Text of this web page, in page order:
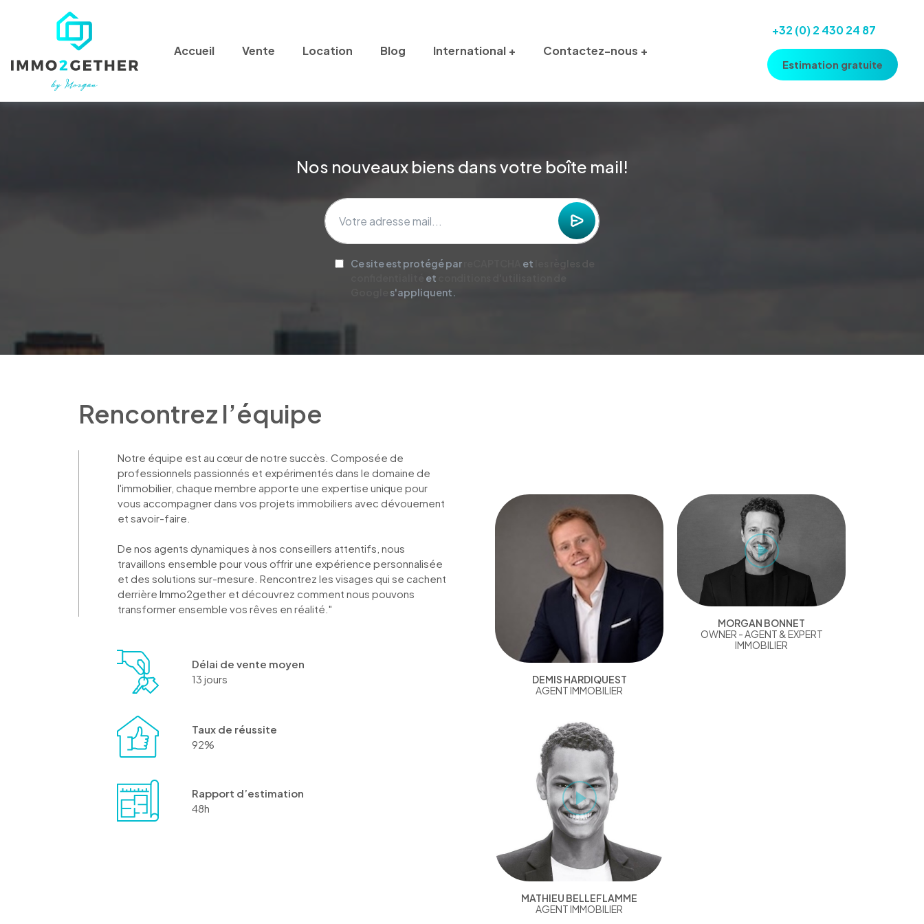
Accueil Vente Location Blog International Contactez-nous
+32 (0) 2 430 24 87
Estimation gratuite
Nos nouveaux biens dans votre boîte mail!
Ce site est protégé par et
et
s'appliquent.
Rencontrez l’équipe
Notre équipe est au cœur de notre succès. Composée de
professionnels passionnés et expérimentés dans le domaine de
l'immobilier, chaque membre apporte une expertise unique pour
vous accompagner dans vos projets immobiliers avec dévouement
et savoir-faire.
De nos agents dynamiques à nos conseillers attentifs, nous
travaillons ensemble pour vous offrir une expérience personnalisée
et des solutions sur-mesure. Rencontrez les visages qui se cachent
derrière Immo2gether et découvrez comment nous pouvons
transformer ensemble vos rêves en réalité."
Délai de vente moyen
13 jours
Taux de réussite
92%
Rapport d’estimation
48h
DEMIS HARDIQUEST
AGENT IMMOBILIER
MORGAN BONNET
OWNER - AGENT & EXPERT
IMMOBILIER
MATHIEU BELLEFLAMME
AGENT IMMOBILIER